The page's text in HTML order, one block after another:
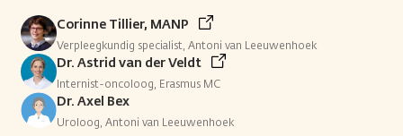
Corinne Tillier, MANP
Verpleegkundig specialist, Antoni van Leeuwenhoek
Dr. Astrid van der Veldt
Internist-oncoloog, Erasmus MC
Dr. Axel Bex
Uroloog, Antoni van Leeuwenhoek